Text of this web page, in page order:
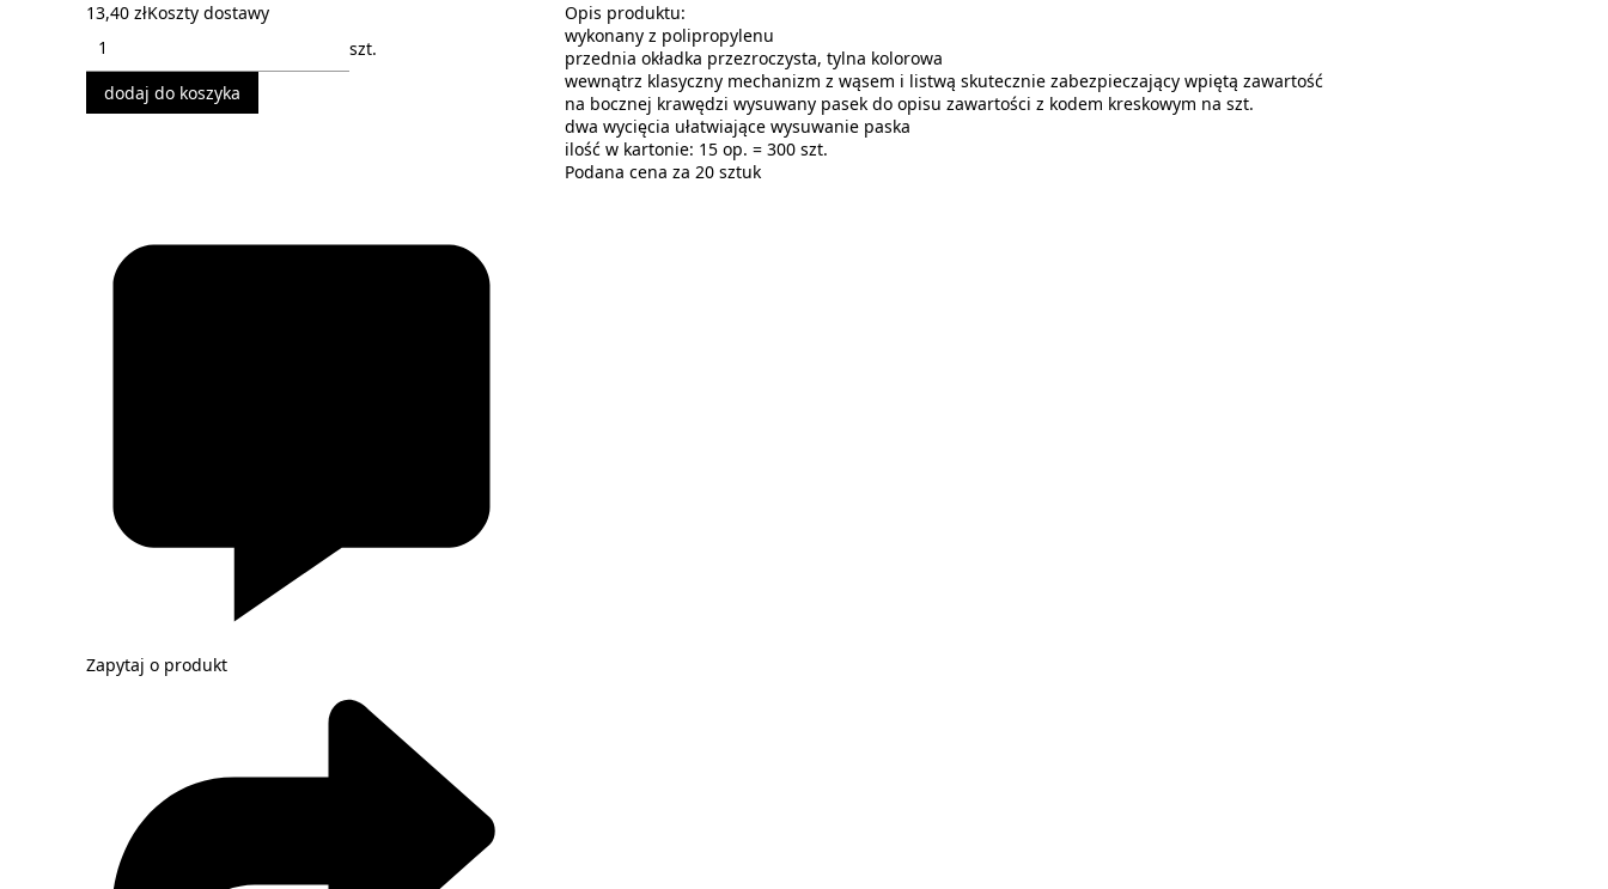
13,40 złKoszty dostawy
szt.
dodaj do koszyka
Opis produktu:
wykonany z polipropylenu
przednia okładka przezroczysta, tylna kolorowa
wewnątrz klasyczny mechanizm z wąsem i listwą skutecznie zabezpieczający wpiętą zawartość
na bocznej krawędzi wysuwany pasek do opisu zawartości z kodem kreskowym na szt.
dwa wycięcia ułatwiające wysuwanie paska
ilość w kartonie: 15 op. = 300 szt.
Podana cena za 20 sztuk
Zapytaj o produkt